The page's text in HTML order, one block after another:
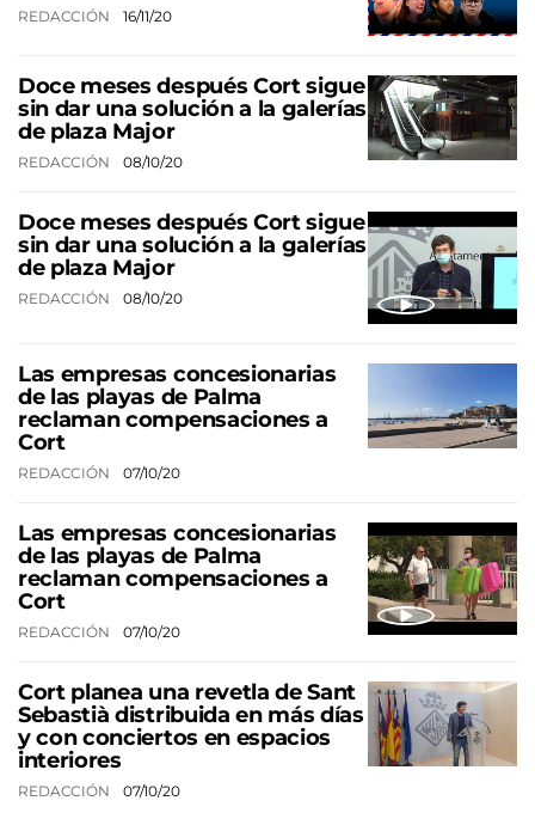
REDACCIÓN 16/11/20
Doce meses después Cort sigue
sin dar una solución a la galerías
de plaza Major
REDACCIÓN 08/10/20
Doce meses después Cort sigue
sin dar una solución a la galerías
de plaza Major
REDACCIÓN 08/10/20
Las empresas concesionarias
de las playas de Palma
reclaman compensaciones a
Cort
REDACCIÓN 07/10/20
Las empresas concesionarias
de las playas de Palma
reclaman compensaciones a
Cort
REDACCIÓN 07/10/20
Cort planea una revetla de Sant
Sebastià distribuida en más días
y con conciertos en espacios
interiores
REDACCIÓN 07/10/20